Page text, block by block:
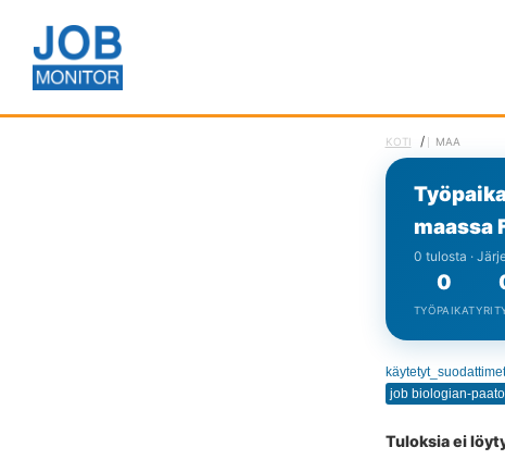
KOTI / MAA
maassa
0 tulosta ·
0
TYÖPAIKAT
käytetyt_suodattimet
Tuloksia ei